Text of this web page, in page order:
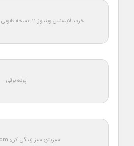
خرید لایسنس ویندوز 11: نسخه قانونی Windows 11 اورجینال
پرده برقی
سبزیتو: سبز زندگی کن: Sabzito.com